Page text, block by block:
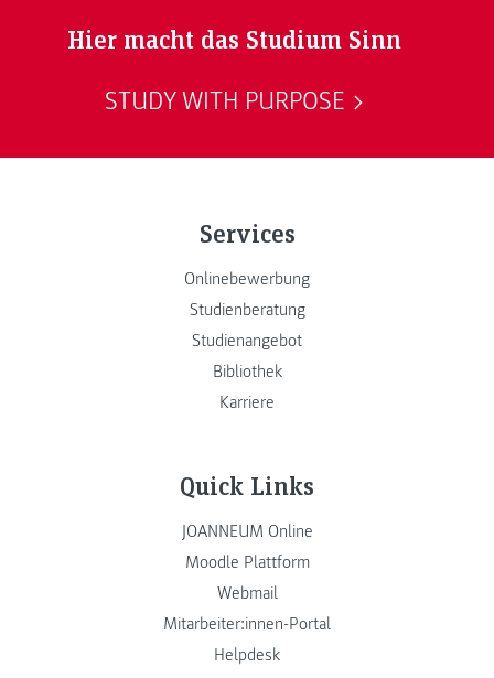
Hier macht das Studium Sinn
STUDY WITH PURPOSE
Services
Onlinebewerbung
Studienberatung
Studienangebot
Bibliothek
Karriere
Quick Links
JOANNEUM Online
Moodle Plattform
Webmail
Mitarbeiter:innen-Portal
Helpdesk